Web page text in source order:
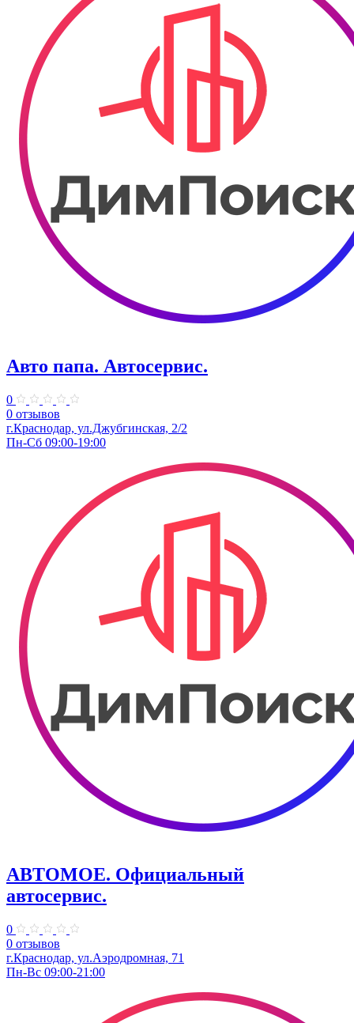
Авто папа. ​Автосервис.
0
0 отзывов
г.Краснодар, ул.Джубгинская, 2/2
Пн-Сб 09:00-19:00
АВТОМОЕ. ​Официальный
автосервис.
0
0 отзывов
г.Краснодар, ул.​Аэродромная, 71
Пн-Вс 09:00-21:00